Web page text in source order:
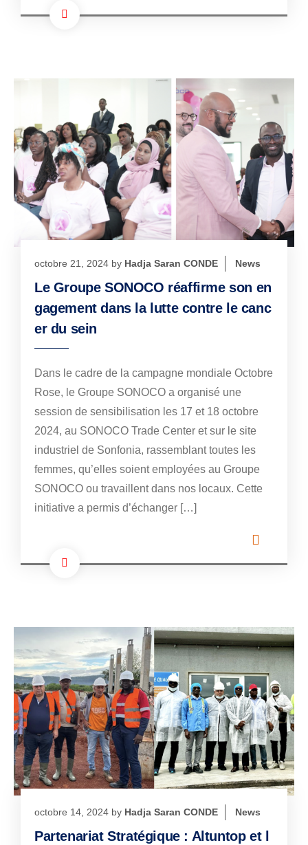
octobre 21, 2024 by Hadja Saran CONDE News
Le Groupe SONOCO réaffirme son en
gagement dans la lutte contre le canc
er du sein
Dans le cadre de la campagne mondiale Octobre
Rose, le Groupe SONOCO a organisé une
session de sensibilisation les 17 et 18 octobre
2024, au SONOCO Trade Center et sur le site
industriel de Sonfonia, rassemblant toutes les
femmes, qu’elles soient employées au Groupe
SONOCO ou travaillent dans nos locaux. Cette
initiative a permis d’échanger […]
octobre 14, 2024 by Hadja Saran CONDE News
Partenariat Stratégique : Altuntop et l